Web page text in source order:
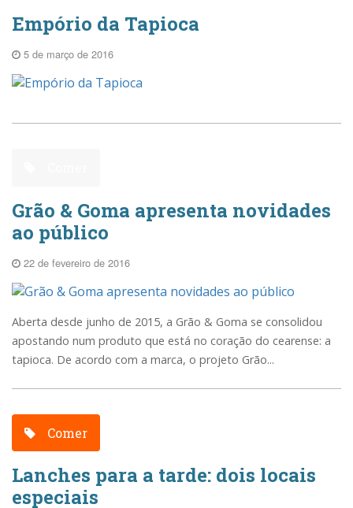
Empório da Tapioca
5 de março de 2016
Grão & Goma apresenta novidades
ao público
22 de fevereiro de 2016
Aberta desde junho de 2015, a Grão & Goma se consolidou
apostando num produto que está no coração do cearense: a
tapioca. De acordo com a marca, o projeto Grão...
Comer
Lanches para a tarde: dois locais
especiais